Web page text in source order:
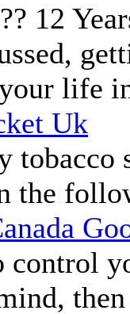
12
life
Uk
the
control